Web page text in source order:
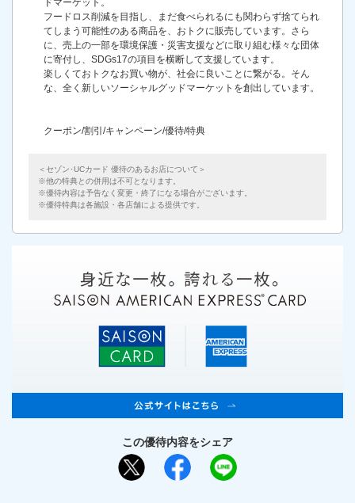
フードロス削減を目指し、まだ食べられるにも関わらず捨てられ
てしまう可能性のある商品を、おトクに販売しています。さら
に、売上の一部を環境保護・災害支援などに取り組む様々な団体
に寄付し、SDGs17の項目を横断して支援しています。
楽しくておトクなお買い物が、社会に良いことに繋がる。そん
な、全く新しいソーシャルグッドマーケットを創出しています。
クーポン/割引/キャンペーン/優待/特典
＜セゾン･UCカード 優待のあるお店について＞
他の特典との併用は不可となります。
優待内容は予告なく変更・終了になる場合がございます。
優待特典は各施設・各店舗による提供です。
この優待内容をシェア